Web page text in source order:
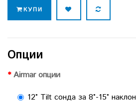
КУПИ
Опции
Airmar опции
12° Tilt сонда за 8°-15°